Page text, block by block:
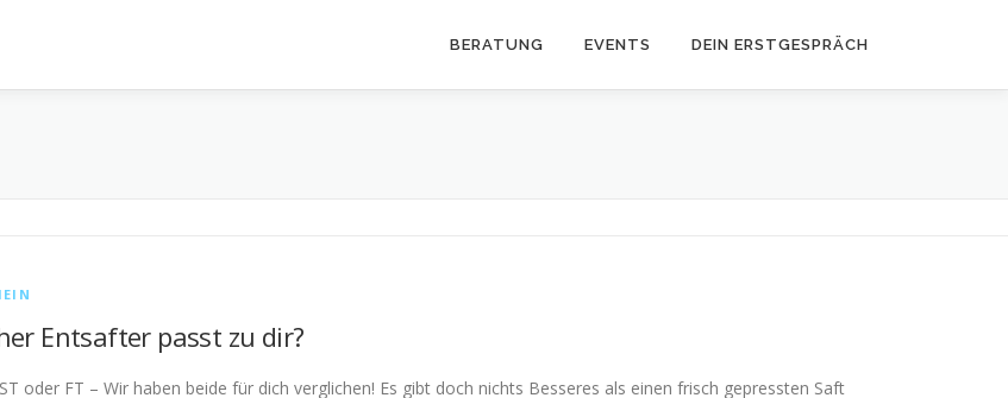
BERATUNG EVENTS DEIN ERSTGESPRÄCH
Entsafter passt zu dir?
oder FT – Wir haben beide für dich verglichen! Es gibt doch nichts Besseres als einen frisch gepressten Saft